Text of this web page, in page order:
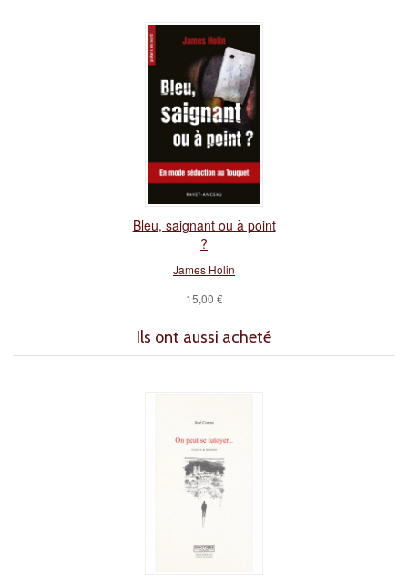
Bleu, saignant ou à point
?
James Holin
15,00 €
Ils ont aussi acheté